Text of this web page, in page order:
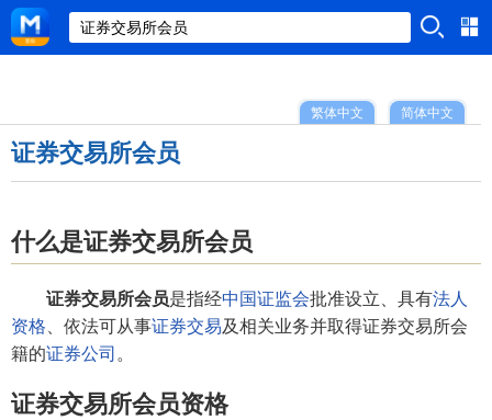
简体中文
繁体中文
证券交易所会员
什么是证券交易所会员
证券交易所会员是指经中国证监会批准设立、具有法人
资格 、依法可从事证券交易及相关业务并取得证券交易所会
籍的证券公司 。
证券交易所会员资格